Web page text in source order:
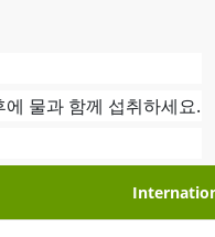
물과 함께 섭취하세요.